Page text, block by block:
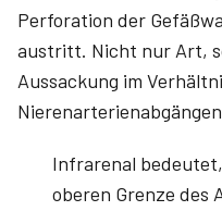
Perforation der
austritt. Nicht nur Art,
Aussackung im
Infrarenal
oberen Grenze des